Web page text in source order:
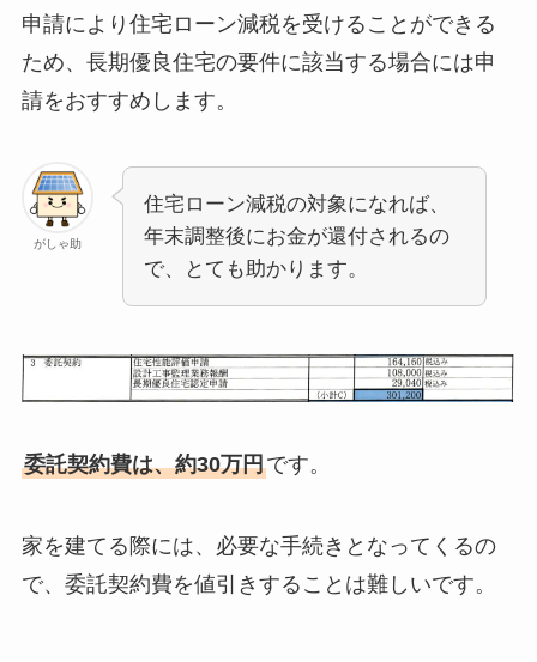
申請により住宅ローン減税を受けることができる
ため、長期優良住宅の要件に該当する場合には申
請をおすすめします。
がしゃ助
住宅ローン減税の対象になれば、
年末調整後にお金が還付されるの
で、とても助かります。
委託契約費は、約30万円です。
家を建てる際には、必要な手続きとなってくるの
で、委託契約費を値引きすることは難しいです。